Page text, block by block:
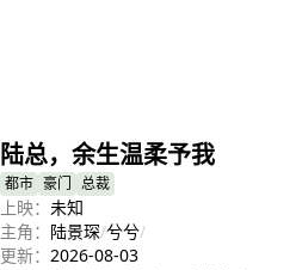
陆总，余生温柔予我
都市 豪门 总裁
上映： 未知
主角： 陆景琛/兮兮/
更新： 2026-08-03